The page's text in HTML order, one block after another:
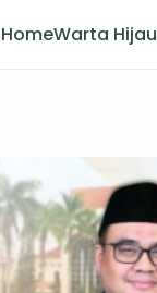
HomeWarta Hijau